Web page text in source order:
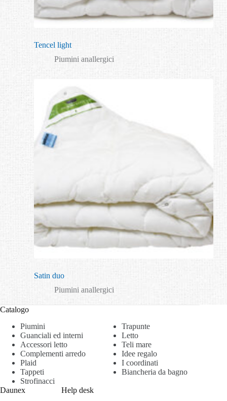
Tencel light
Piumini anallergici
Satin duo
Piumini anallergici
Catalogo
Piumini
Trapunte
Guanciali ed interni
Letto
Accessori letto
Teli mare
Complementi arredo
Idee regalo
Plaid
I coordinati
Tappeti
Biancheria da bagno
Strofinacci
Daunex
Help desk